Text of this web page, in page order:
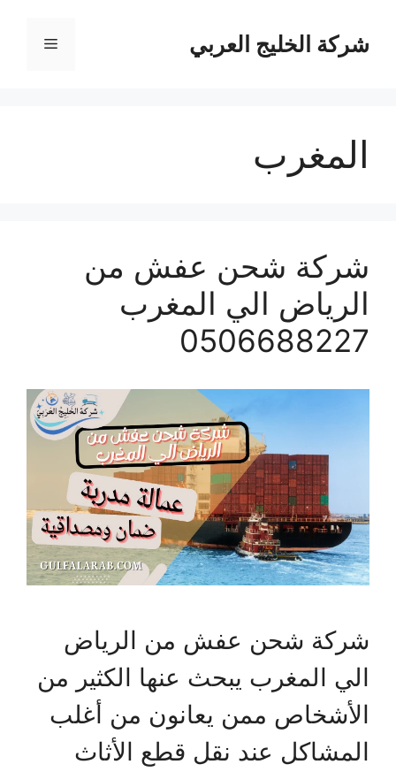
المحتوىشركة الخليج العربي القائمة
المغرب
شركة شحن عفش من
الرياض الي المغرب
0506688227
شركة شحن عفش من الرياض
الي المغرب يبحث عنها الكثير من
الأشخاص ممن يعانون من أغلب
المشاكل عند نقل قطع الأثاث